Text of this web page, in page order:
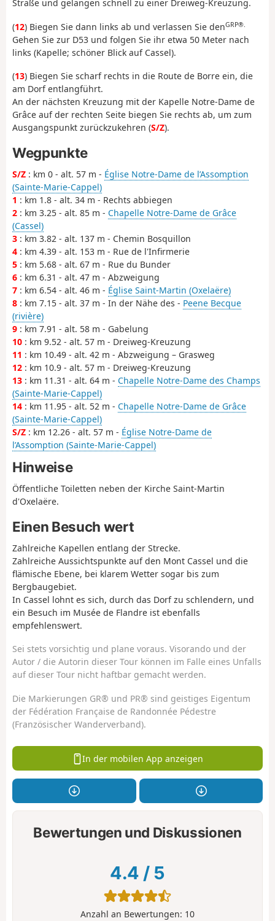
Straße und gelangen schnell zu einer Dreiweg-Kreuzung.
(12) Biegen Sie dann links ab und verlassen Sie denGRP®.
Gehen Sie zur D53 und folgen Sie ihr etwa 50 Meter nach
links (Kapelle; schöner Blick auf Cassel).
(13) Biegen Sie scharf rechts in die Route de Borre ein, die
am Dorf entlangführt.
An der nächsten Kreuzung mit der Kapelle Notre-Dame de
Grâce auf der rechten Seite biegen Sie rechts ab, um zum
Ausgangspunkt zurückzukehren (S/Z).
Wegpunkte
S/Z : km 0 - alt. 57 m - Église Notre-Dame de l’Assomption
(Sainte-Marie-Cappel)
1 : km 1.8 - alt. 34 m - Rechts abbiegen
2 : km 3.25 - alt. 85 m - Chapelle Notre-Dame de Grâce
(Cassel)
3 : km 3.82 - alt. 137 m - Chemin Bosquillon
4 : km 4.39 - alt. 153 m - Rue de l'Infirmerie
5 : km 5.68 - alt. 67 m - Rue du Bunder
6 : km 6.31 - alt. 47 m - Abzweigung
7 : km 6.54 - alt. 46 m - Église Saint-Martin (Oxelaëre)
8 : km 7.15 - alt. 37 m - In der Nähe des - Peene Becque
(rivière)
9 : km 7.91 - alt. 58 m - Gabelung
10 : km 9.52 - alt. 57 m - Dreiweg-Kreuzung
11 : km 10.49 - alt. 42 m - Abzweigung – Grasweg
12 : km 10.9 - alt. 57 m - Dreiweg-Kreuzung
13 : km 11.31 - alt. 64 m - Chapelle Notre-Dame des Champs
(Sainte-Marie-Cappel)
14 : km 11.95 - alt. 52 m - Chapelle Notre-Dame de Grâce
(Sainte-Marie-Cappel)
S/Z : km 12.26 - alt. 57 m - Église Notre-Dame de
l’Assomption (Sainte-Marie-Cappel)
Hinweise
Öffentliche Toiletten neben der Kirche Saint-Martin
d'Oxelaëre.
Einen Besuch wert
Zahlreiche Kapellen entlang der Strecke.
Zahlreiche Aussichtspunkte auf den Mont Cassel und die
flämische Ebene, bei klarem Wetter sogar bis zum
Bergbaugebiet.
In Cassel lohnt es sich, durch das Dorf zu schlendern, und
ein Besuch im Musée de Flandre ist ebenfalls
empfehlenswert.
Sei stets vorsichtig und plane voraus. Visorando und der
Autor / die Autorin dieser Tour können im Falle eines Unfalls
auf dieser Tour nicht haftbar gemacht werden.
Die Markierungen GR® und PR® sind geistiges Eigentum
der Fédération Française de Randonnée Pédestre
(Französischer Wanderverband).
In der mobilen App anzeigen
Bewertungen und Diskussionen
4.4 / 5
Anzahl an Bewertungen: 10